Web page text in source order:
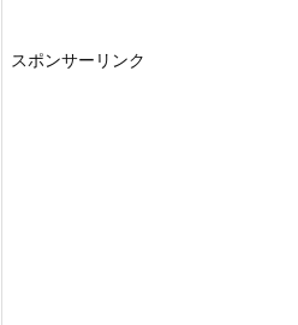
スポンサーリンク